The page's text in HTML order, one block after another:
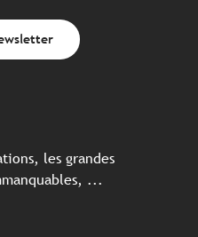
les grandes
...